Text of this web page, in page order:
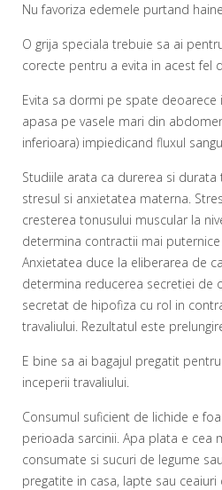
Nu favoriza edemele purtand
O grija speciala trebuie sa ai
corecte pentru a evita in acest fel
Evita sa dormi pe spate
apasa pe vasele mari din
inferioara) impiedicand fluxul
Studiile arata ca durerea si
stresul si anxietatea materna.
cresterea tonusului muscular la
determina contractii mai
Anxietatea duce la eliberarea de
determina reducerea secretiei de
secretat de hipofiza cu rol in
travaliului. Rezultatul este
E bine sa ai bagajul pregatit
inceperii travaliului.
Consumul suficient de lichide e
perioada sarcinii. Apa plata e
consumate si sucuri de legume
pregatite in casa, lapte sau